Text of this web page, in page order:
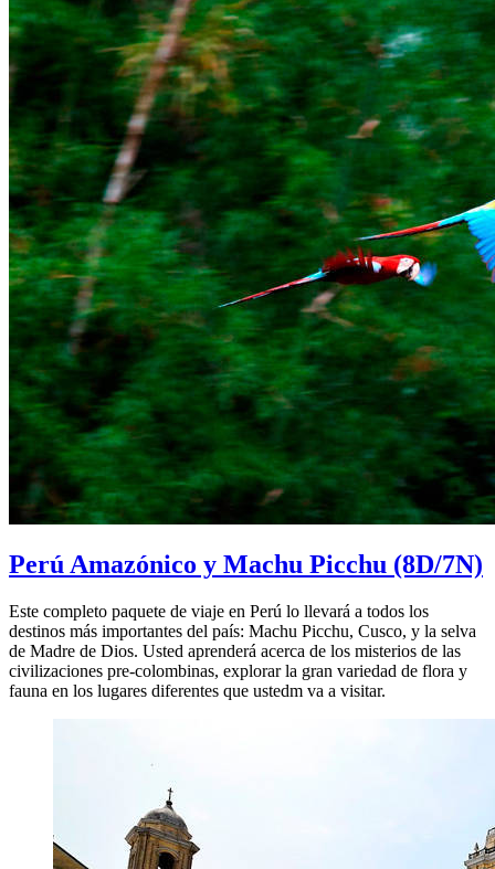
Perú Amazónico y Machu Picchu (8D/7N)
Este completo paquete de viaje en Perú lo llevará a todos los
destinos más importantes del país: Machu Picchu, Cusco, y la selva
de Madre de Dios. Usted aprenderá acerca de los misterios de las
civilizaciones pre-colombinas, explorar la gran variedad de flora y
fauna en los lugares diferentes que ustedm va a visitar.